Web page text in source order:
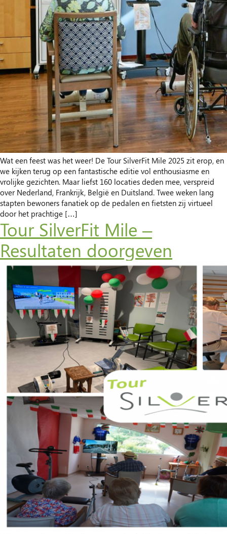
Wat een feest was het weer! De Tour SilverFit Mile 2025 zit erop, en
we kijken terug op een fantastische editie vol enthousiasme en
vrolijke gezichten. Maar liefst 160 locaties deden mee, verspreid
over Nederland, Frankrijk, België en Duitsland. Twee weken lang
stapten bewoners fanatiek op de pedalen en fietsten zij virtueel
door het prachtige […]
Tour SilverFit Mile –
Resultaten doorgeven